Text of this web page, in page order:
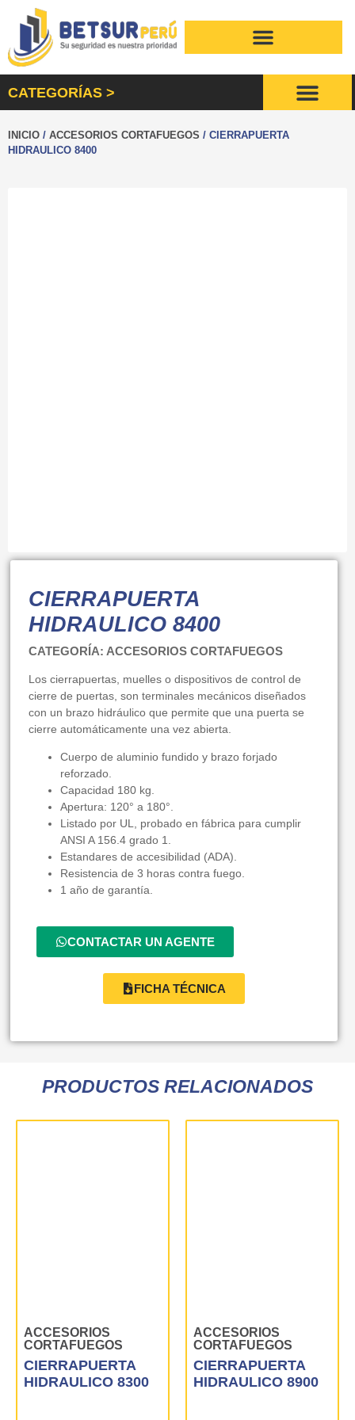
CATEGORÍAS >
INICIO / ACCESORIOS CORTAFUEGOS / CIERRAPUERTA
HIDRAULICO 8400
CIERRAPUERTA
HIDRAULICO 8400
CATEGORÍA: ACCESORIOS CORTAFUEGOS
Los cierrapuertas, muelles o dispositivos de control de
cierre de puertas, son terminales mecánicos diseñados
con un brazo hidráulico que permite que una puerta se
cierre automáticamente una vez abierta.
Cuerpo de aluminio fundido y brazo forjado
reforzado.
Capacidad 180 kg.
Apertura: 120° a 180°.
Listado por UL, probado en fábrica para cumplir
ANSI A 156.4 grado 1.
Estandares de accesibilidad (ADA).
Resistencia de 3 horas contra fuego.
1 año de garantía.
CONTACTAR UN AGENTE
FICHA TÉCNICA
PRODUCTOS RELACIONADOS
ACCESORIOS
CORTAFUEGOS
CIERRAPUERTA
HIDRAULICO 8300
ACCESORIOS
CORTAFUEGOS
CIERRAPUERTA
HIDRAULICO 8900